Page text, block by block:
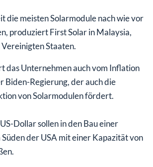
die meisten Solarmodule nach wie vor
produziert First Solar in Malaysia,
Staaten.
das Unternehmen auch vom Inflation
Biden-Regierung, der auch die
von Solarmodulen fördert.
Dollar sollen in den Bau einer
der USA mit einer Kapazität von